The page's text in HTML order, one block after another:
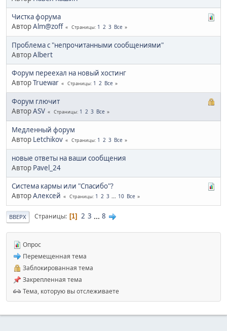
Чистка форума
АвторAlm@zoff Страницы 1 2 3 Все
Проблема с "непрочитанными сообщениями"
АвторAlbert
Форум переехал на новый хостинг
АвторTruewar Страницы 1 2 Все
Форум глючит
АвторASV Страницы 1 2 3 Все
Медленный форум
Автор Letchikov Страницы 1 2 3 Все
новые ответы на ваши сообщения
Автор Pavel_24
Система кармы или "Спасибо"?
АвторАлексей Страницы 1 2 3 ... 10 Все
ВВЕРХ Страницы 1 2 3 ... 8
Опрос
Перемещенная тема
Заблокированная тема
Закрепленная тема
Тема, которую вы отслеживаете